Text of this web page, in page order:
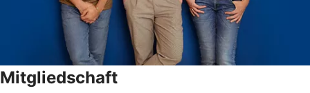
Mitgliedschaft